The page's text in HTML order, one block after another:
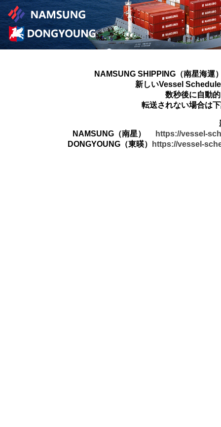
NAMSUNG SHIPPING（南星海運
新しいVessel
数秒後に自動
転送されない場合は
NAMSUNG（南星）
https://vessel-
DONGYOUNG（東暎）
https://vessel-